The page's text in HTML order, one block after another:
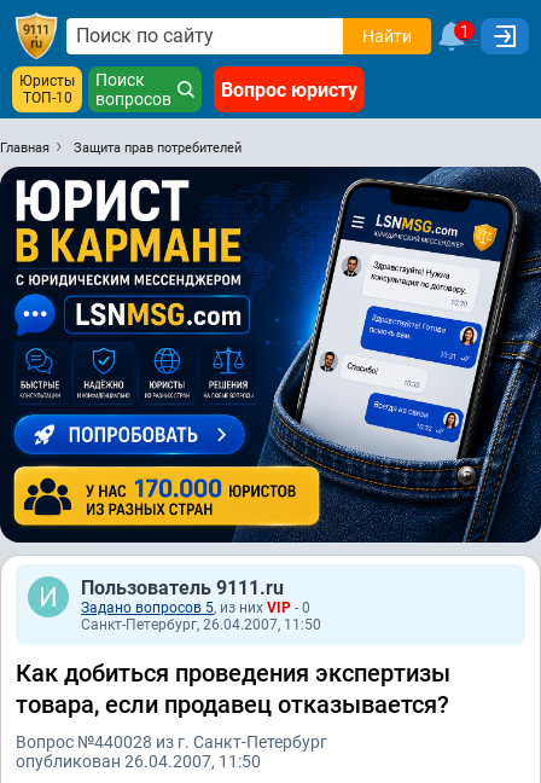
Найти 1
Юристы
ТОП-10
Поиск
вопросов
Вопрос юристу
Главная Защита прав потребителей
Пользователь 9111.ru
Задано вопросов 5, из них VIP - 0
Санкт-Петербург, 26.04.2007, 11:50
Как добиться проведения экспертизы
товара, если продавец отказывается?
Вопрос №440028 из г. Санкт-Петербург
опубликован 26.04.2007, 11:50